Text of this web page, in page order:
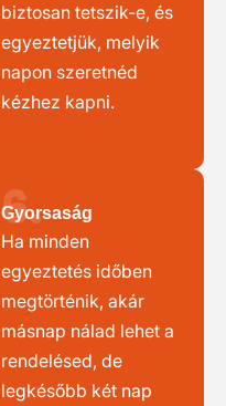
biztosan tetszik-e, és
egyeztetjük, melyik
napon szeretnéd
kézhez kapni.
6.
Gyorsaság
Ha minden
egyeztetés időben
megtörténik, akár
másnap nálad lehet a
rendelésed, de
legkésőbb két nap